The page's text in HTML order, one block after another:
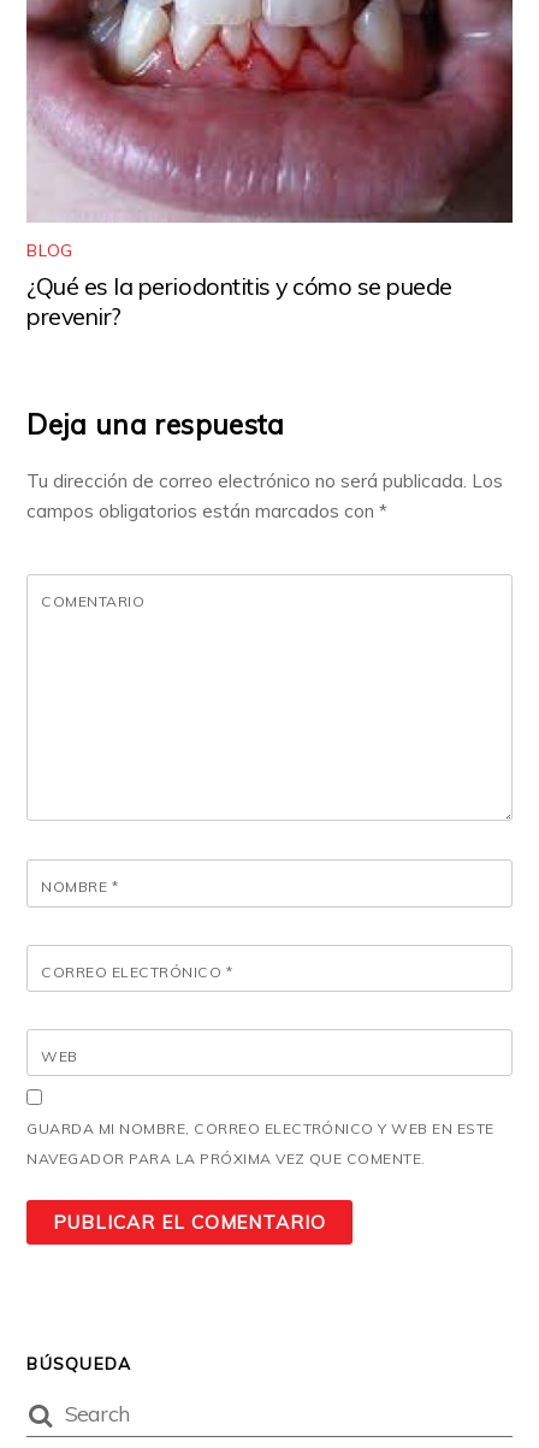
BLOG
¿Qué es la periodontitis y cómo se puede
prevenir?
Deja una respuesta
Tu dirección de correo electrónico no será publicada. Los
campos obligatorios están marcados con*
COMENTARIO
NOMBRE *
CORREO ELECTRÓNICO *
WEB
GUARDA MI NOMBRE, CORREO ELECTRÓNICO Y WEB EN ESTE
NAVEGADOR PARA LA PRÓXIMA VEZ QUE COMENTE.
BÚSQUEDA